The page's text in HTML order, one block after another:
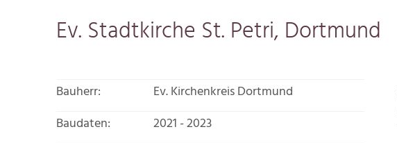
Ev. Stadtkirche St. Petri, Dortmund
Bauherr:
Ev. Kirchenkreis Dortmund
Baudaten:
2021 - 2023